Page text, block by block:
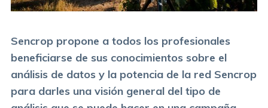
Sencrop propone a todos los profesionales
beneficiarse de sus conocimientos sobre el
análisis de datos y la potencia de la red Sencrop
para darles una visión general del tipo de